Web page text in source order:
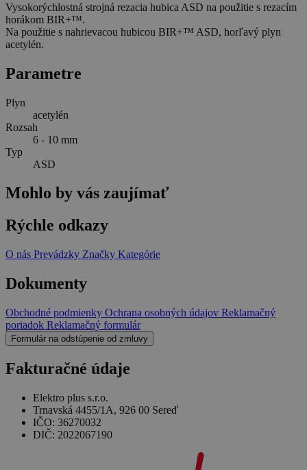
Vysokorýchlostná strojná rezacia hubica ASD na použitie s rezacím
horákom BIR+™.
Na použitie s nahrievacou hubicou BIR+™ ASD, horľavý plyn
acetylén.
Parametre
Plyn
acetylén
Rozsah
6 - 10 mm
Typ
ASD
Mohlo by vás zaujímať
Rýchle odkazy
O nás Prevádzky Značky Kategórie
Dokumenty
Obchodné podmienky Ochrana osobných údajov Reklamačný
poriadok Reklamačný formulár
Formulár na odstúpenie od zmluvy
Fakturačné údaje
Elektro plus s.r.o.
Trnavská 4455/1A, 926 00 Sereď
IČO: 36270032
DIČ: 2022067190